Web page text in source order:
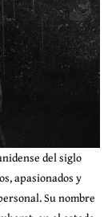
del siglo
apasionados y
Su nombre